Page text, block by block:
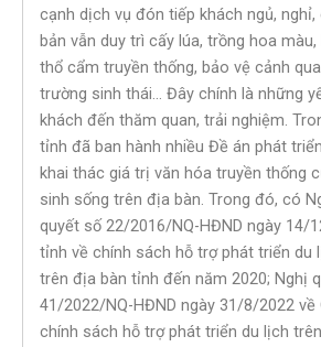
cạnh dịch vụ đón tiếp khách ngủ,
bản vẫn duy trì cấy lúa, trồng hoa
thổ cẩm truyền thống, bảo vệ cảnh
trường sinh thái… Đây chính là những
khách đến thăm quan, trải nghiệm.
tỉnh đã ban hành nhiều Đề án phát
khai thác giá trị văn hóa truyền thống
sinh sống trên địa bàn. Trong đó, có
quyết số 22/2016/NQ-HĐND ngày 14/
tỉnh về chính sách hỗ trợ phát triển du
trên địa bàn tỉnh đến năm 2020; Nghị
41/2022/NQ-HĐND ngày 31/8/2022
chính sách hỗ trợ phát triển du lịch